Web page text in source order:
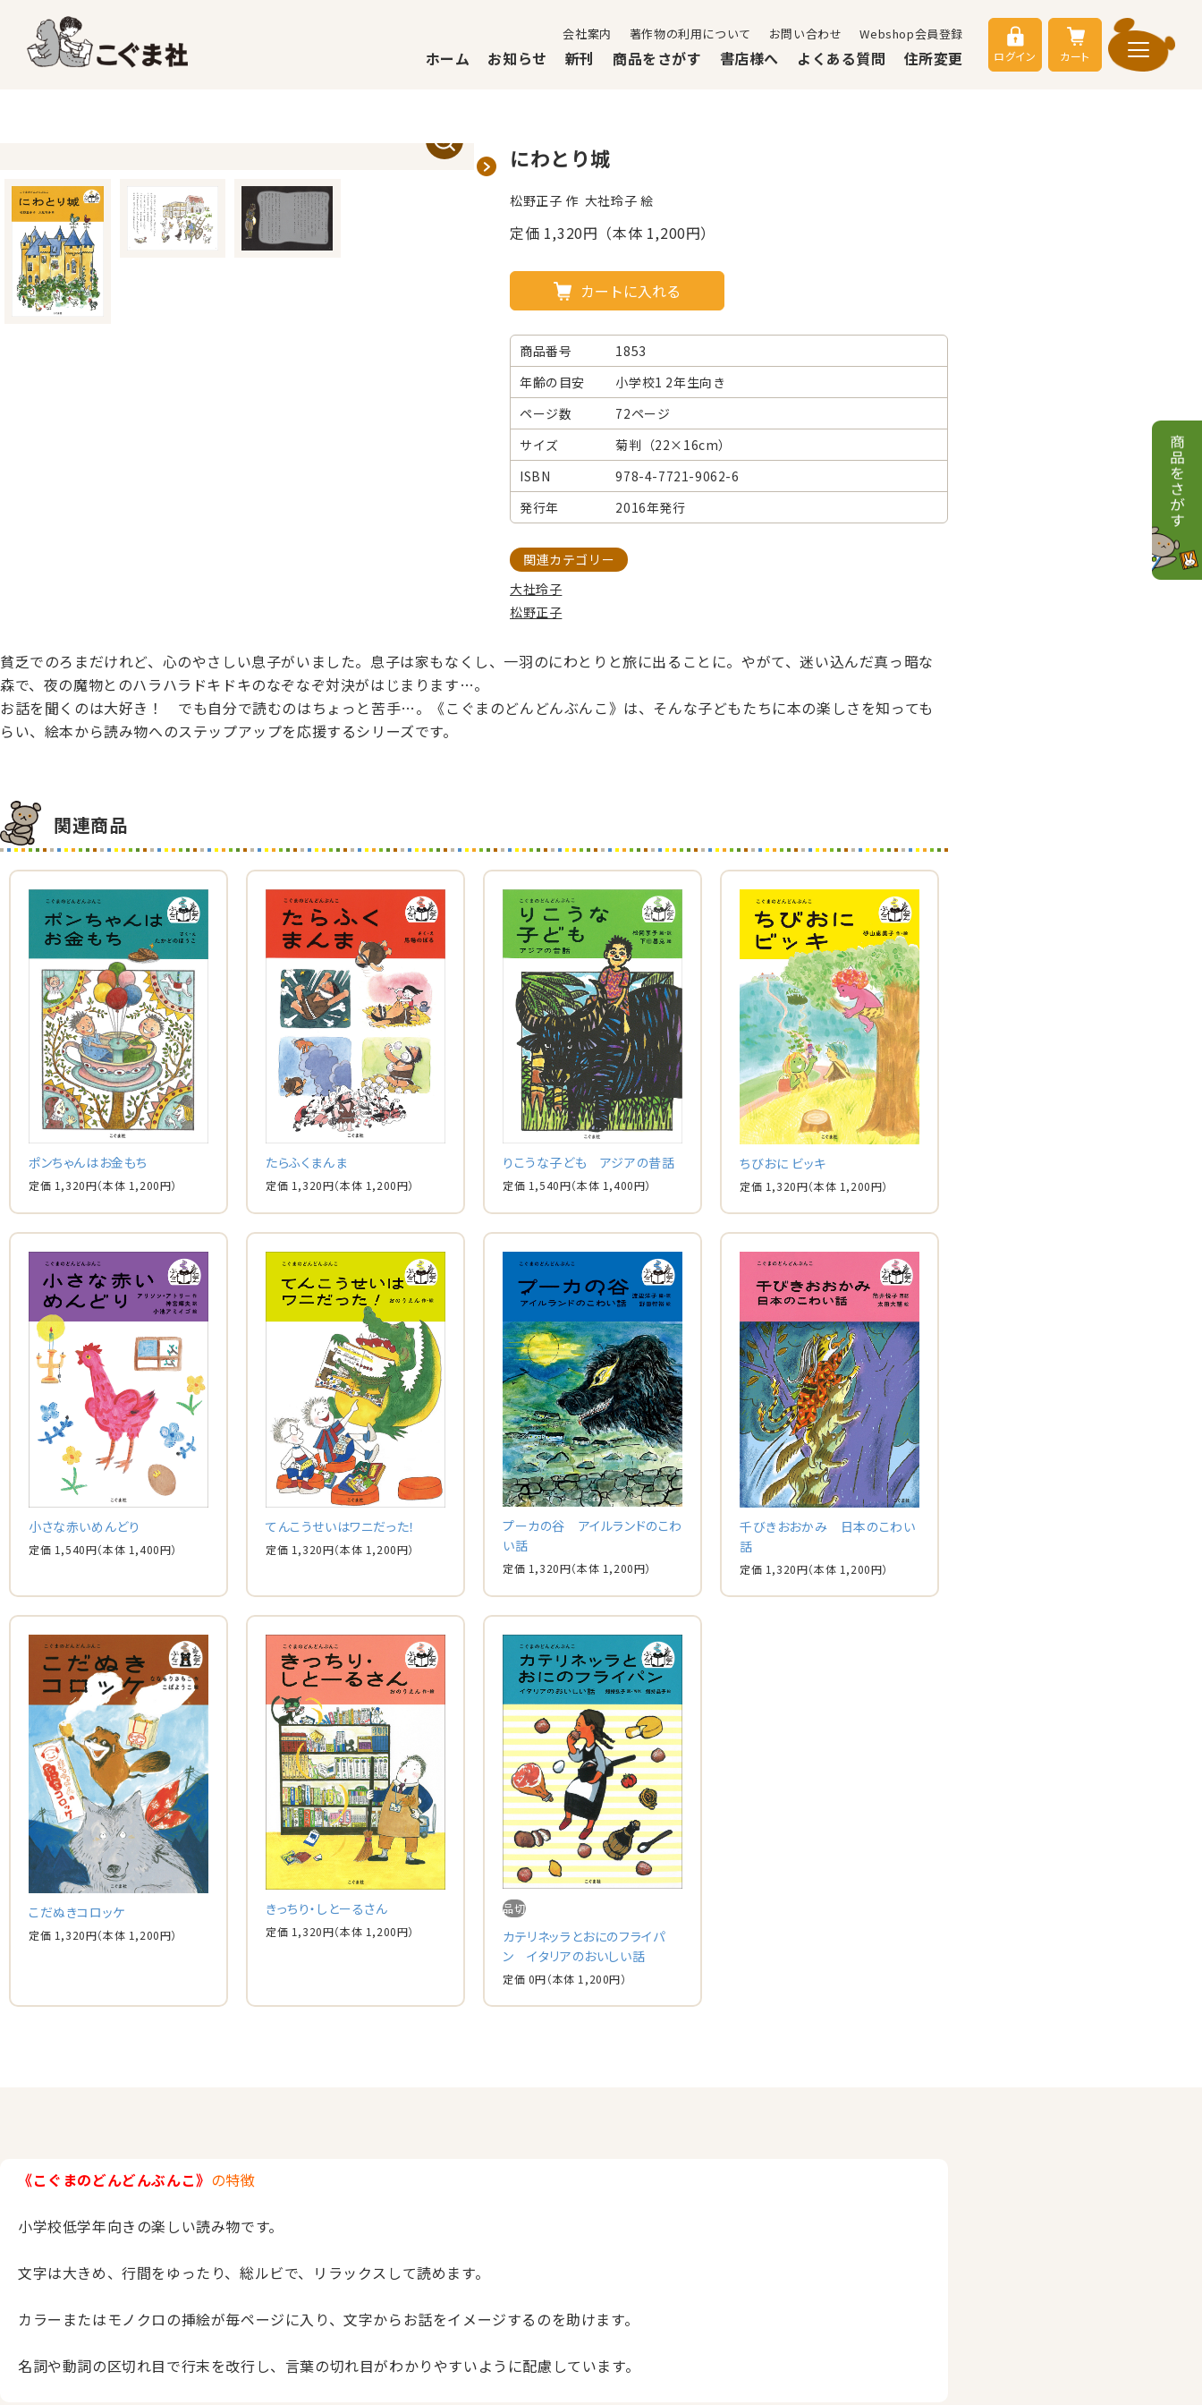
会社案内 著作物の利用について お問い合わせ Webshop会員登録
ホーム お知らせ 新刊 商品をさがす 書店様へ よくある質問 住所変更 ログイン カート
にわとり城
松野正子 作 大社玲子 絵
定価 1,320円（本体 1,200円）
カートに入れる
商品番号
1853
年齢の目安
小学校1 2年生向き
ページ数
72ページ
サイズ
菊判（22×16cm）
ISBN
978-4-7721-9062-6
発行年
2016年発行
関連カテゴリー
大社玲子
松野正子
貧乏でのろまだけれど、心のやさしい息子がいました。息子は家もなくし、一羽のにわとりと旅に出ることに。やがて、迷い込んだ真っ暗な
森で、夜の魔物とのハラハラドキドキのなぞなぞ対決がはじまります…。
お話を聞くのは大好き！ でも自分で読むのはちょっと苦手…。《こぐまのどんどんぶんこ》は、そんな子どもたちに本の楽しさを知っても
らい、絵本から読み物へのステップアップを応援するシリーズです。
関連商品
ポンちゃんはお金もち
定価 1,320円（本体 1,200円）
たらふくまんま
定価 1,320円（本体 1,200円）
りこうな子ども アジアの昔話
定価 1,540円（本体 1,400円）
ちびおに ビッキ
定価 1,320円（本体 1,200円）
小さな赤いめんどり
定価 1,540円（本体 1,400円）
てんこうせいはワニだった！
定価 1,320円（本体 1,200円）
プーカの谷 アイルランドのこわ
い話
定価 1,320円（本体 1,200円）
千びきおおかみ 日本のこわい
話
定価 1,320円（本体 1,200円）
こだぬきコロッケ
定価 1,320円（本体 1,200円）
きっちり・しとーるさん
定価 1,320円（本体 1,200円）
品切
カテリネッラとおにのフライパ
ン イタリアのおいしい話
定価 0円（本体 1,200円）
《こぐまのどんどんぶんこ》 の特徴
小学校低学年向きの楽しい読み物です。
文字は大きめ、行間をゆったり、総ルビで、リラックスして読めます。
カラーまたはモノクロの挿絵が毎ページに入り、文字からお話をイメージするのを助けます。
名詞や動詞の区切れ目で行末を改行し、言葉の切れ目がわかりやすいように配慮しています。